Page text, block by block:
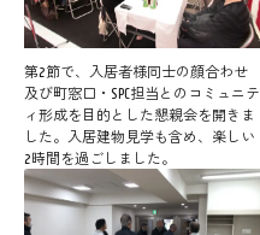
第2節で、入居者様同士の顔合わせ
及び町窓口・SPC担当とのコミュニテ
ィ形成を目的とした懇親会を開きま
した。入居建物見学も含め、楽しい
2時間を過ごしました。